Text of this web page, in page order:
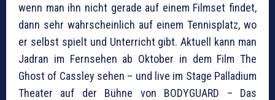
wenn man ihn nicht gerade auf einem Filmset findet,
dann sehr wahrscheinlich auf einem Tennisplatz, wo
er selbst spielt und Unterricht gibt. Aktuell kann man
Jadran im Fernsehen ab Oktober in dem Film The
Ghost of Cassley sehen – und live im Stage Palladium
Theater auf der Bühne von BODYGUARD – Das